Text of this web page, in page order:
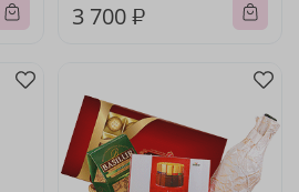
3 700 ₽